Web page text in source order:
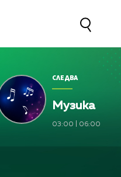
СЛЕДВА
Музика
03:00 06:00